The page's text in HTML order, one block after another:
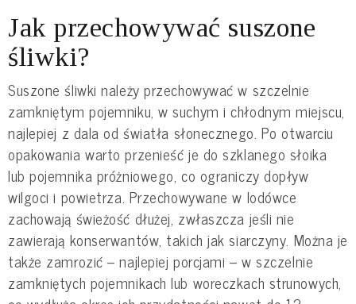
Jak przechowywać suszone
śliwki?
Suszone śliwki należy przechowywać w szczelnie
zamkniętym pojemniku, w suchym i chłodnym miejscu,
najlepiej z dala od światła słonecznego. Po otwarciu
opakowania warto przenieść je do szklanego słoika
lub pojemnika próżniowego, co ograniczy dopływ
wilgoci i powietrza. Przechowywane w lodówce
zachowają świeżość dłużej, zwłaszcza jeśli nie
zawierają konserwantów, takich jak siarczyny. Można je
także zamrozić – najlepiej porcjami – w szczelnie
zamkniętych pojemnikach lub woreczkach strunowych,